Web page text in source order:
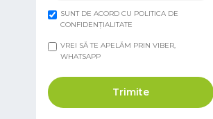
SUNT DE ACORD CU POLITICA DE
CONFIDENȚIALITATE
VREI SĂ TE APELĂM PRIN VIBER,
WHATSAPP
Trimite